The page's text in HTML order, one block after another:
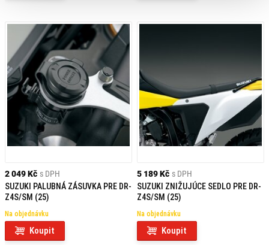
2 049 Kč s DPH
SUZUKI PALUBNÁ ZÁSUVKA PRE DR-
Z4S/SM (25)
Na objednávku
Koupit
5 189 Kč s DPH
SUZUKI ZNIŽUJÚCE SEDLO PRE DR-
Z4S/SM (25)
Na objednávku
Koupit